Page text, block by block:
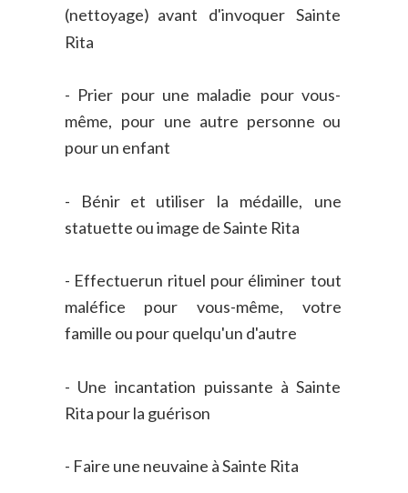
(nettoyage) avant d'invoquer Sainte
Rita
- Prier pour une maladie pour vous-
même, pour une autre personne ou
pour un enfant
- Bénir et utiliser la médaille,
une
statuette ou image de Sainte Rita
- Effectuerun rituel pour éliminer tout
maléfice
pour vous-même,
votre
famille ou pour quelqu'un d'autre
- Une incantation puissante à Sainte
Rita pour la guérison
- Faire une neuvaine à Sainte Rita